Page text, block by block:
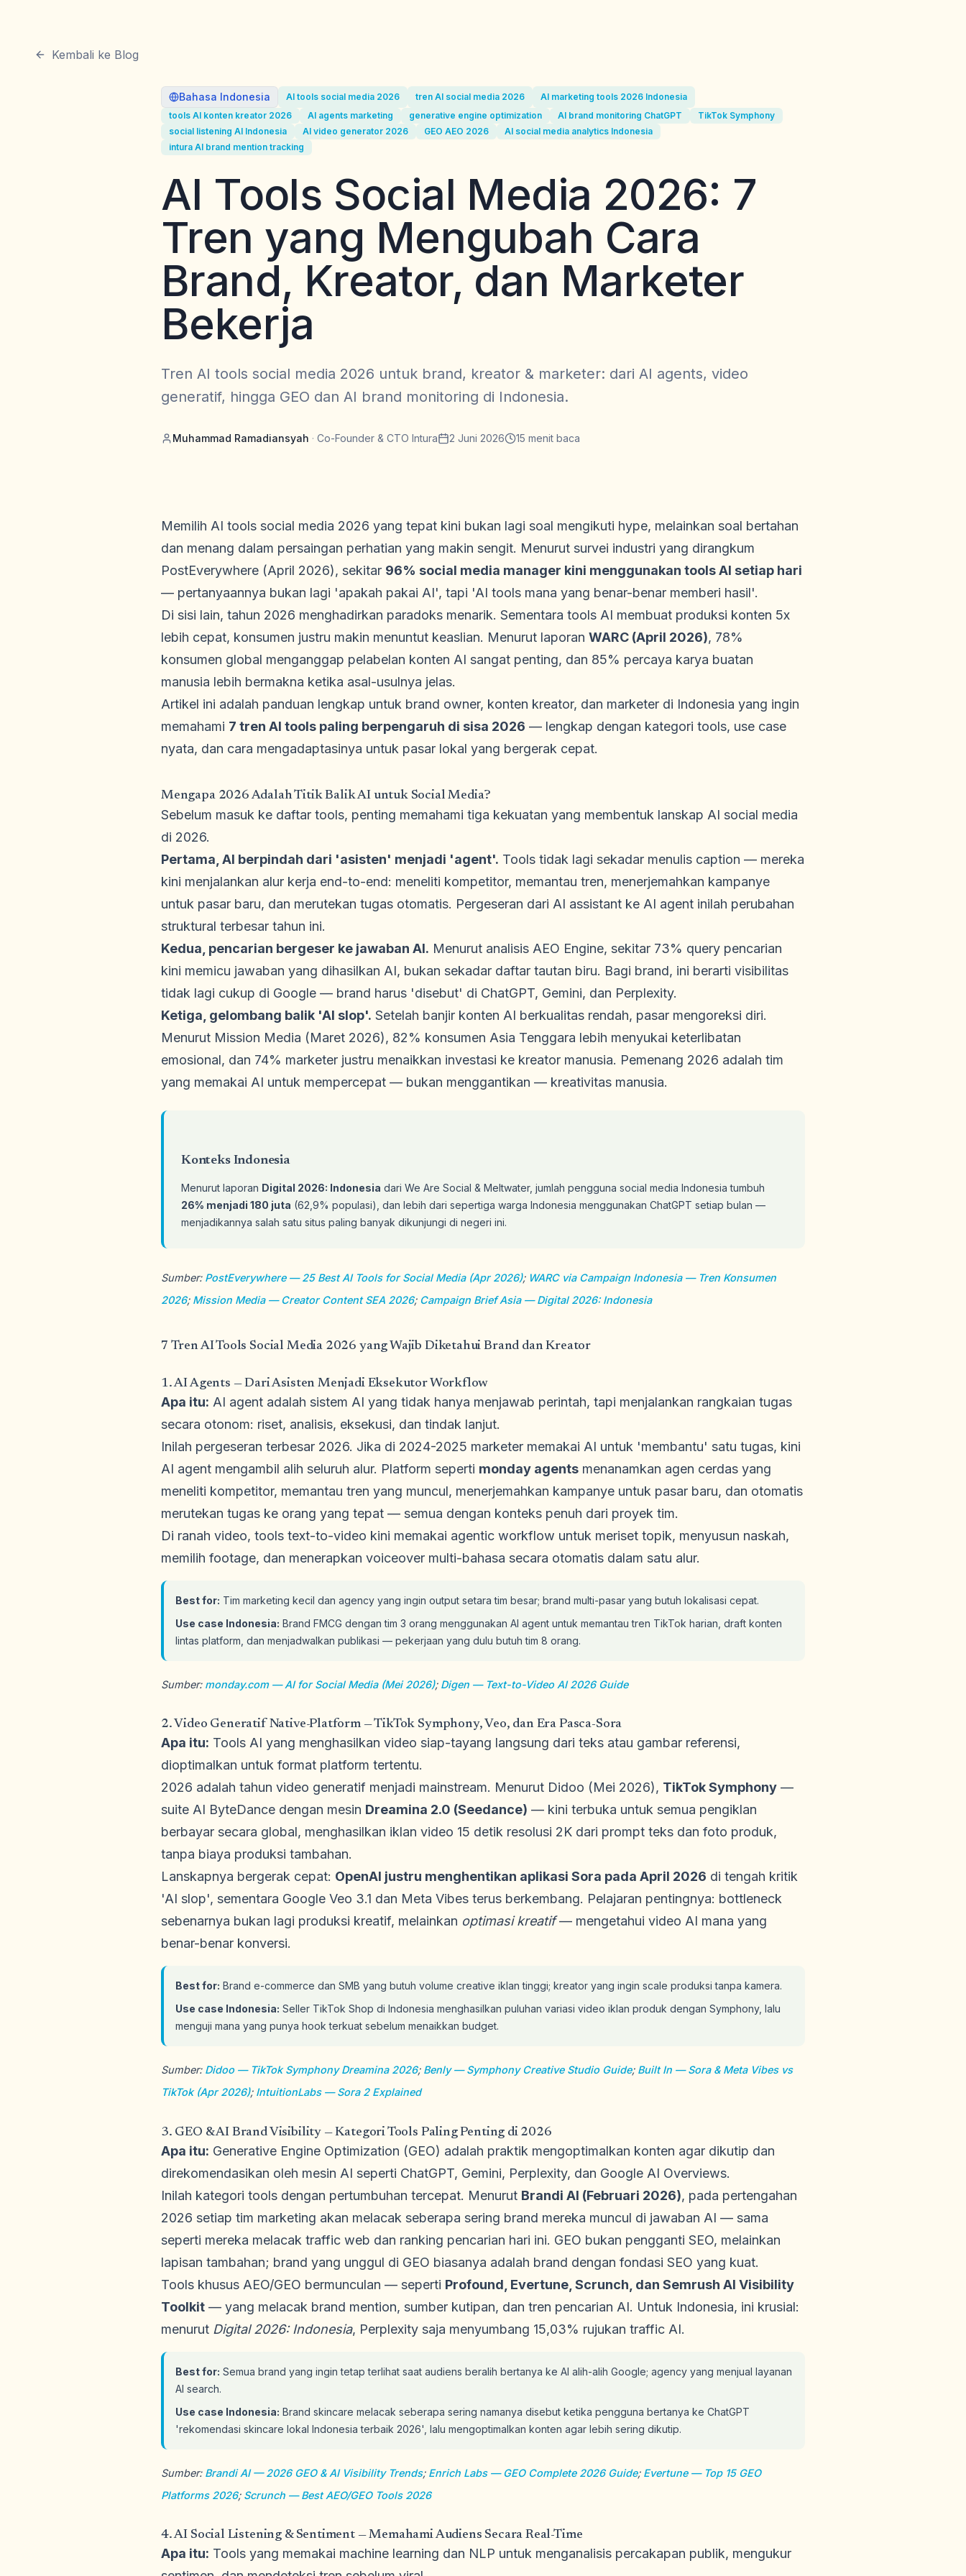
Kembali ke Blog
Bahasa Indonesia AI tools social media 2026 tren AI social media 2026
AI marketing tools 2026 Indonesia
tools AI konten kreator 2026
AI agents marketing generative engine optimization AI brand monitoring ChatGPT
TikTok Symphony
social listening AI Indonesia
AI video generator 2026 GEO AEO 2026
AI social media analytics Indonesia
intura AI brand mention tracking
AI Tools Social Media 2026: 7
Tren yang Mengubah Cara
Brand, Kreator, dan Marketer
Bekerja
Tren AI tools social media 2026 untuk brand, kreator & marketer: dari AI agents, video
generatif, hingga GEO dan AI brand monitoring di Indonesia.
Muhammad Ramadiansyah · Co-Founder & CTO Intura 2 Juni 2026 15 menit baca
Memilih AI tools social media 2026 yang tepat kini bukan lagi soal mengikuti hype, melainkan soal bertahan
dan menang dalam persaingan perhatian yang makin sengit. Menurut survei industri yang dirangkum
PostEverywhere (April 2026), sekitar 96% social media manager kini menggunakan tools AI setiap hari
— pertanyaannya bukan lagi 'apakah pakai AI', tapi 'AI tools mana yang benar-benar memberi hasil'.
Di sisi lain, tahun 2026 menghadirkan paradoks menarik. Sementara tools AI membuat produksi konten 5x
lebih cepat, konsumen justru makin menuntut keaslian. Menurut laporan WARC (April 2026), 78%
konsumen global menganggap pelabelan konten AI sangat penting, dan 85% percaya karya buatan
manusia lebih bermakna ketika asal-usulnya jelas.
Artikel ini adalah panduan lengkap untuk brand owner, konten kreator, dan marketer di Indonesia yang ingin
memahami 7 tren AI tools paling berpengaruh di sisa 2026 — lengkap dengan kategori tools, use case
nyata, dan cara mengadaptasinya untuk pasar lokal yang bergerak cepat.
Mengapa 2026 Adalah Titik Balik AI untuk Social Media?
Sebelum masuk ke daftar tools, penting memahami tiga kekuatan yang membentuk lanskap AI social media
di 2026.
Pertama, AI berpindah dari 'asisten' menjadi 'agent'. Tools tidak lagi sekadar menulis caption — mereka
kini menjalankan alur kerja end-to-end: meneliti kompetitor, memantau tren, menerjemahkan kampanye
untuk pasar baru, dan merutekan tugas otomatis. Pergeseran dari AI assistant ke AI agent inilah perubahan
struktural terbesar tahun ini.
Kedua, pencarian bergeser ke jawaban AI. Menurut analisis AEO Engine, sekitar 73% query pencarian
kini memicu jawaban yang dihasilkan AI, bukan sekadar daftar tautan biru. Bagi brand, ini berarti visibilitas
tidak lagi cukup di Google — brand harus 'disebut' di ChatGPT, Gemini, dan Perplexity.
Ketiga, gelombang balik 'AI slop'. Setelah banjir konten AI berkualitas rendah, pasar mengoreksi diri.
Menurut Mission Media (Maret 2026), 82% konsumen Asia Tenggara lebih menyukai keterlibatan
emosional, dan 74% marketer justru menaikkan investasi ke kreator manusia. Pemenang 2026 adalah tim
yang memakai AI untuk mempercepat — bukan menggantikan — kreativitas manusia.
Konteks Indonesia
Menurut laporan Digital 2026: Indonesia dari We Are Social & Meltwater, jumlah pengguna social media Indonesia tumbuh
26% menjadi 180 juta (62,9% populasi), dan lebih dari sepertiga warga Indonesia menggunakan ChatGPT setiap bulan —
menjadikannya salah satu situs paling banyak dikunjungi di negeri ini.
Sumber: PostEverywhere — 25 Best AI Tools for Social Media (Apr 2026); WARC via Campaign Indonesia — Tren Konsumen
2026; Mission Media — Creator Content SEA 2026; Campaign Brief Asia — Digital 2026: Indonesia
7 Tren AI Tools Social Media 2026 yang Wajib Diketahui Brand dan Kreator
1. AI Agents — Dari Asisten Menjadi Eksekutor Workflow
Apa itu: AI agent adalah sistem AI yang tidak hanya menjawab perintah, tapi menjalankan rangkaian tugas
secara otonom: riset, analisis, eksekusi, dan tindak lanjut.
Inilah pergeseran terbesar 2026. Jika di 2024-2025 marketer memakai AI untuk 'membantu' satu tugas, kini
AI agent mengambil alih seluruh alur. Platform seperti monday agents menanamkan agen cerdas yang
meneliti kompetitor, memantau tren yang muncul, menerjemahkan kampanye untuk pasar baru, dan otomatis
merutekan tugas ke orang yang tepat — semua dengan konteks penuh dari proyek tim.
Di ranah video, tools text-to-video kini memakai agentic workflow untuk meriset topik, menyusun naskah,
memilih footage, dan menerapkan voiceover multi-bahasa secara otomatis dalam satu alur.
Best for: Tim marketing kecil dan agency yang ingin output setara tim besar; brand multi-pasar yang butuh lokalisasi cepat.
Use case Indonesia: Brand FMCG dengan tim 3 orang menggunakan AI agent untuk memantau tren TikTok harian, draft konten
lintas platform, dan menjadwalkan publikasi — pekerjaan yang dulu butuh tim 8 orang.
Sumber: monday.com — AI for Social Media (Mei 2026); Digen — Text-to-Video AI 2026 Guide
2. Video Generatif Native-Platform — TikTok Symphony, Veo, dan Era Pasca-Sora
Apa itu: Tools AI yang menghasilkan video siap-tayang langsung dari teks atau gambar referensi,
dioptimalkan untuk format platform tertentu.
2026 adalah tahun video generatif menjadi mainstream. Menurut Didoo (Mei 2026), TikTok Symphony —
suite AI ByteDance dengan mesin Dreamina 2.0 (Seedance) — kini terbuka untuk semua pengiklan
berbayar secara global, menghasilkan iklan video 15 detik resolusi 2K dari prompt teks dan foto produk,
tanpa biaya produksi tambahan.
Lanskapnya bergerak cepat: OpenAI justru menghentikan aplikasi Sora pada April 2026 di tengah kritik
'AI slop', sementara Google Veo 3.1 dan Meta Vibes terus berkembang. Pelajaran pentingnya: bottleneck
sebenarnya bukan lagi produksi kreatif, melainkan optimasi kreatif— mengetahui video AI mana yang
benar-benar konversi.
Best for: Brand e-commerce dan SMB yang butuh volume creative iklan tinggi; kreator yang ingin scale produksi tanpa kamera.
Use case Indonesia: Seller TikTok Shop di Indonesia menghasilkan puluhan variasi video iklan produk dengan Symphony, lalu
menguji mana yang punya hook terkuat sebelum menaikkan budget.
Sumber: Didoo — TikTok Symphony Dreamina 2026; Benly — Symphony Creative Studio Guide; Built In — Sora & Meta Vibes vs
TikTok (Apr 2026); IntuitionLabs — Sora 2 Explained
3. GEO & AI Brand Visibility — Kategori Tools Paling Penting di 2026
Apa itu: Generative Engine Optimization (GEO) adalah praktik mengoptimalkan konten agar dikutip dan
direkomendasikan oleh mesin AI seperti ChatGPT, Gemini, Perplexity, dan Google AI Overviews.
Inilah kategori tools dengan pertumbuhan tercepat. Menurut Brandi AI (Februari 2026), pada pertengahan
2026 setiap tim marketing akan melacak seberapa sering brand mereka muncul di jawaban AI — sama
seperti mereka melacak traffic web dan ranking pencarian hari ini. GEO bukan pengganti SEO, melainkan
lapisan tambahan; brand yang unggul di GEO biasanya adalah brand dengan fondasi SEO yang kuat.
Tools khusus AEO/GEO bermunculan — seperti Profound, Evertune, Scrunch, dan Semrush AI Visibility
Toolkit — yang melacak brand mention, sumber kutipan, dan tren pencarian AI. Untuk Indonesia, ini krusial:
menurut Digital 2026: Indonesia, Perplexity saja menyumbang 15,03% rujukan traffic AI.
Best for: Semua brand yang ingin tetap terlihat saat audiens beralih bertanya ke AI alih-alih Google; agency yang menjual layanan
AI search.
Use case Indonesia: Brand skincare melacak seberapa sering namanya disebut ketika pengguna bertanya ke ChatGPT
'rekomendasi skincare lokal Indonesia terbaik 2026', lalu mengoptimalkan konten agar lebih sering dikutip.
Sumber: Brandi AI — 2026 GEO & AI Visibility Trends; Enrich Labs — GEO Complete 2026 Guide; Evertune — Top 15 GEO
Platforms 2026; Scrunch — Best AEO/GEO Tools 2026
4. AI Social Listening & Sentiment — Memahami Audiens Secara Real-Time
Apa itu: Tools yang memakai machine learning dan NLP untuk menganalisis percakapan publik, mengukur